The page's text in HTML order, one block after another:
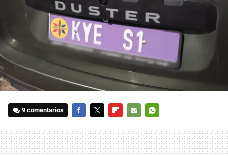
9 comentarios
MAIL